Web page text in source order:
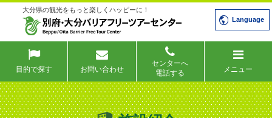
大分県の観光をもっと楽しくハッピーに！
Language
目的で探す お問い合わせ
センターへ
電話する
メニュー